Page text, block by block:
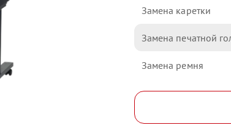
Замена каретки
Замена печатной
Замена ремня